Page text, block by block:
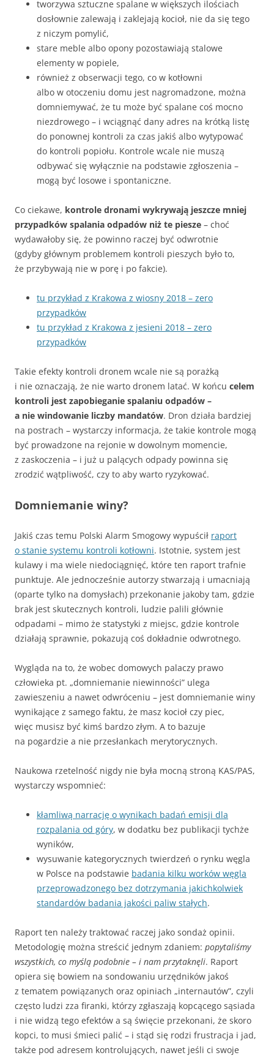
tworzywa sztuczne spalane w większych ilościach
dosłownie zalewają i zaklejają kocioł, nie da się tego
z niczym pomylić,
stare meble albo opony pozostawiają stalowe
elementy w popiele,
również z obserwacji tego, co w kotłowni
albo w otoczeniu domu jest nagromadzone, można
domniemywać, że tu może być spalane coś mocno
niezdrowego – i wciągnąć dany adres na krótką listę
do ponownej kontroli za czas jakiś albo wytypować
do kontroli popiołu. Kontrole wcale nie muszą
odbywać się wyłącznie na podstawie zgłoszenia –
mogą być losowe i spontaniczne.
Co ciekawe, kontrole dronami wykrywają jeszcze mniej
przypadków spalania odpadów niż te piesze – choć
wydawałoby się, że powinno raczej być odwrotnie
(gdyby głównym problemem kontroli pieszych było to,
że przybywają nie w porę i po fakcie).
tu przykład z Krakowa z wiosny 2018 – zero
przypadków
tu przykład z Krakowa z jesieni 2018 – zero
przypadków
Takie efekty kontroli dronem wcale nie są porażką
i nie oznaczają, że nie warto dronem latać. W końcu celem
kontroli jest zapobieganie spalaniu odpadów –
a nie windowanie liczby mandatów. Dron działa bardziej
na postrach – wystarczy informacja, że takie kontrole mogą
być prowadzone na rejonie w dowolnym momencie,
z zaskoczenia – i już u palących odpady powinna się
zrodzić wątpliwość, czy to aby warto ryzykować.
Domniemanie winy?
Jakiś czas temu Polski Alarm Smogowy wypuścił raport
o stanie systemu kontroli kotłowni. Istotnie, system jest
kulawy i ma wiele niedociągnięć, które ten raport trafnie
punktuje. Ale jednocześnie autorzy stwarzają i umacniają
(oparte tylko na domysłach) przekonanie jakoby tam, gdzie
brak jest skutecznych kontroli, ludzie palili głównie
odpadami – mimo że statystyki z miejsc, gdzie kontrole
działają sprawnie, pokazują coś dokładnie odwrotnego.
Wygląda na to, że wobec domowych palaczy prawo
człowieka pt. „domniemanie niewinności” ulega
zawieszeniu a nawet odwróceniu – jest domniemanie winy
wynikające z samego faktu, że masz kocioł czy piec,
więc musisz być kimś bardzo złym. A to bazuje
na pogardzie a nie przesłankach merytorycznych.
Naukowa rzetelność nigdy nie była mocną stroną KAS/PAS,
wystarczy wspomnieć:
kłamliwą narrację o wynikach badań emisji dla
rozpalania od góry, w dodatku bez publikacji tychże
wyników,
wysuwanie kategorycznych twierdzeń o rynku węgla
w Polsce na podstawie badania kilku worków węgla
przeprowadzonego bez dotrzymania jakichkolwiek
standardów badania jakości paliw stałych.
Raport ten należy traktować raczej jako sondaż opinii.
Metodologię można streścić jednym zdaniem: popytaliśmy
wszystkich, co myślą podobnie – i nam przytaknęli. Raport
opiera się bowiem na sondowaniu urzędników jakoś
z tematem powiązanych oraz opiniach „internautów”, czyli
często ludzi zza firanki, którzy zgłaszają kopcącego sąsiada
i nie widzą tego efektów a są święcie przekonani, że skoro
kopci, to musi śmieci palić – i stąd się rodzi frustracja i jad,
także pod adresem kontrolujących, nawet jeśli ci swoje